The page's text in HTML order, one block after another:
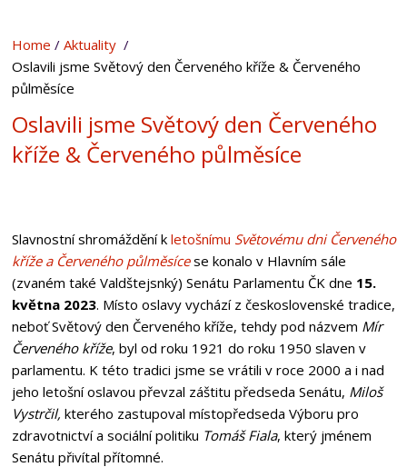
Home
Aktuality
Oslavili jsme Světový den Červeného kříže & Červeného
půlměsíce
Oslavili jsme Světový den Červeného
kříže & Červeného půlměsíce
Slavnostní shromáždění k letošnímu Světovému dni Červeného
kříže a Červeného půlměsícese konalo v Hlavním sále
(zvaném také Valdštejsnký) Senátu Parlamentu ČK dne 15.
května 2023. Místo oslavy vychází z československé tradice,
neboť Světový den Červeného kříže, tehdy pod názvem Mír
Červeného kříže, byl od roku 1921 do roku 1950 slaven v
parlamentu. K této tradici jsme se vrátili v roce 2000 a i nad
jeho letošní oslavou převzal záštitu předseda Senátu, Miloš
Vystrčil, kterého zastupoval místopředseda Výboru pro
zdravotnictví a sociální politiku Tomáš Fiala, který jménem
Senátu přivítal přítomné.